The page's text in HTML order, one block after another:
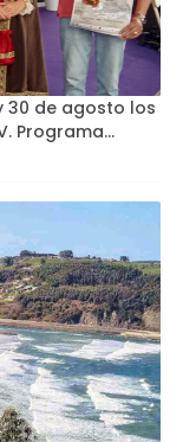
30 de agosto los
Programa…